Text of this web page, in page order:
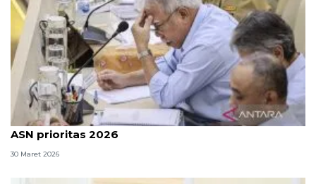
OIKN: Pembangunan kawasan hingga pemindahan
ASN prioritas 2026
30 Maret 2026